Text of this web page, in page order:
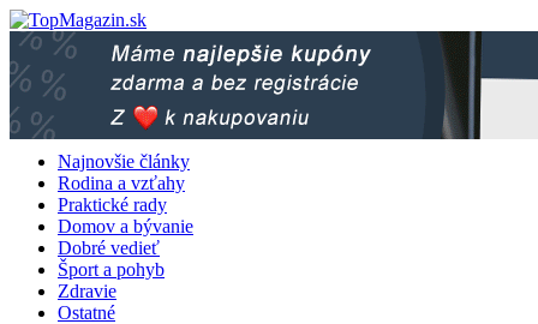
Skip
to
content
Najnovšie články
Rodina a vzťahy
Praktické rady
Domov a bývanie
Dobré vedieť
Šport a pohyb
Zdravie
Ostatné